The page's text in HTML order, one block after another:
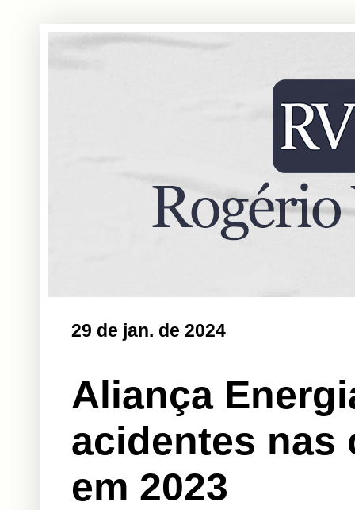
29 de jan. de 2024
Aliança
acidentes nas
em 2023